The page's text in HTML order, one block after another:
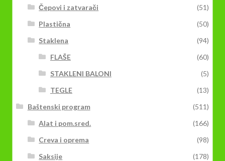
Čepovi i zatvarači
(51)
Plastična
(50)
Staklena
(94)
FLAŠE
(60)
STAKLENI BALONI
(5)
TEGLE
(13)
Baštenski program
(511)
Alat i pom.sred.
(166)
Creva i oprema
(98)
Saksije
(178)